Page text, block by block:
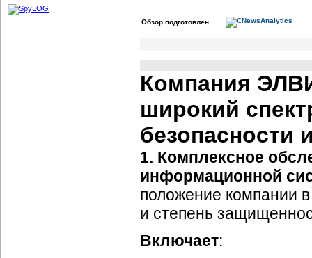
Обзор подготовлен
Компания
широкий
безопасности
1. Комплексное
информационной
положение компании
и степень
Включает: